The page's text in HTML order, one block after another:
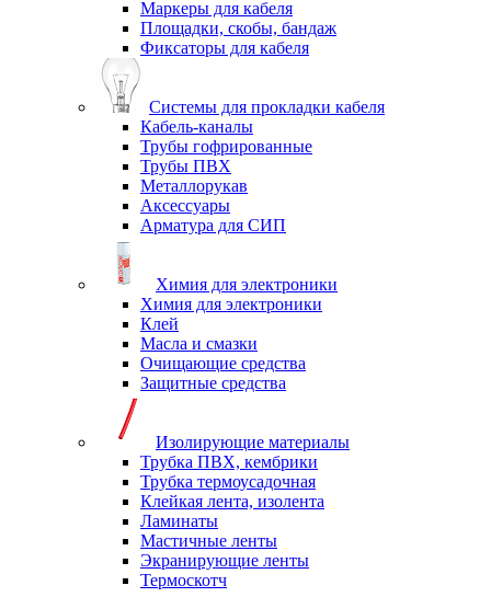
Маркеры для кабеля
Площадки, скобы, бандаж
Фиксаторы для кабеля
Системы для прокладки кабеля
Кабель-каналы
Трубы гофрированные
Трубы ПВХ
Металлорукав
Аксессуары
Арматура для СИП
Химия для электроники
Химия для электроники
Клей
Масла и смазки
Очищающие средства
Защитные средства
Изолирующие материалы
Трубка ПВХ, кембрики
Трубка термоусадочная
Клейкая лента, изолента
Ламинаты
Мастичные ленты
Экранирующие ленты
Термоскотч